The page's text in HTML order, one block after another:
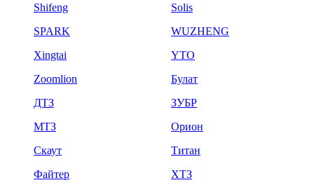
Shifeng
Solis
SPARK
WUZHENG
Xingtai
YTO
Zoomlion
Булат
ДТЗ
ЗУБР
МТЗ
Орион
Скаут
Титан
Файтер
ХТЗ